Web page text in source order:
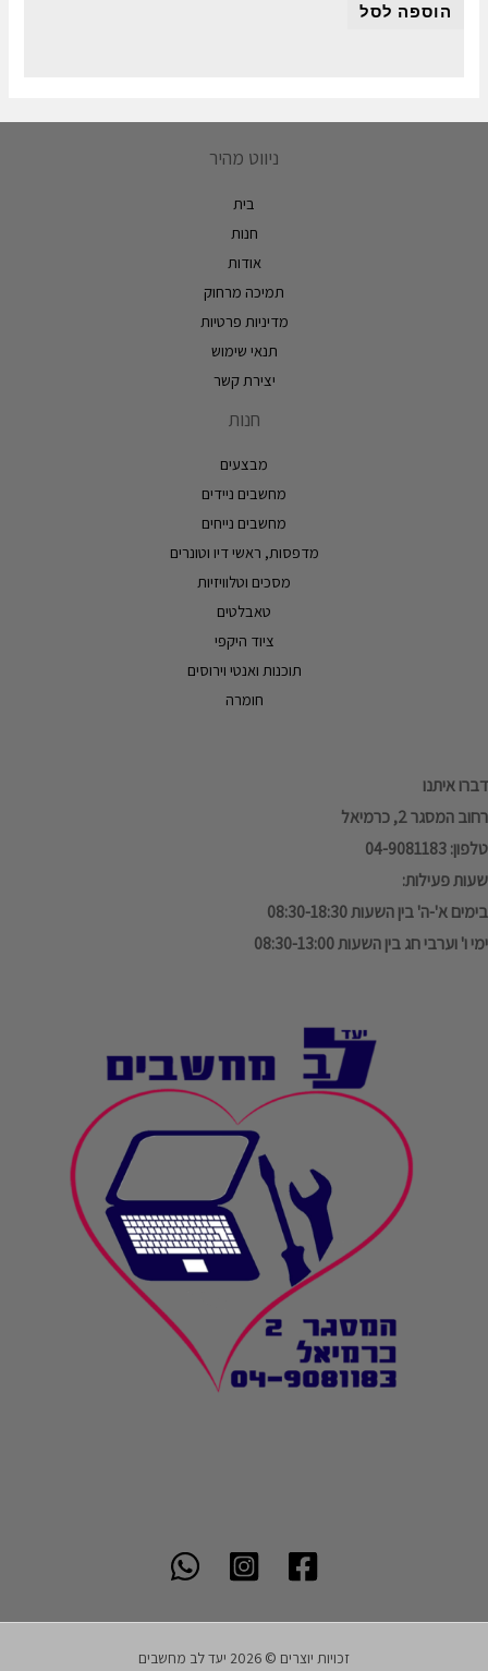
הוספה לסל
ניווט מהיר
בית
חנות
אודות
תמיכה מרחוק
מדיניות פרטיות
תנאי שימוש
יצירת קשר
חנות
מבצעים
מחשבים ניידים
מחשבים נייחים
מדפסות, ראשי דיו וטונרים
מסכים וטלוויזיות
טאבלטים
ציוד היקפי
תוכנות ואנטי וירוסים
חומרה
דברו איתנו
רחוב המסגר 2, כרמיאל
טלפון: 04-9081183
שעות פעילות:
בימים א'-ה' בין השעות 08:30-18:30
ימי ו' וערבי חג בין השעות 08:30-13:00
זכויות יוצרים © 2026 יעד לב מחשבים